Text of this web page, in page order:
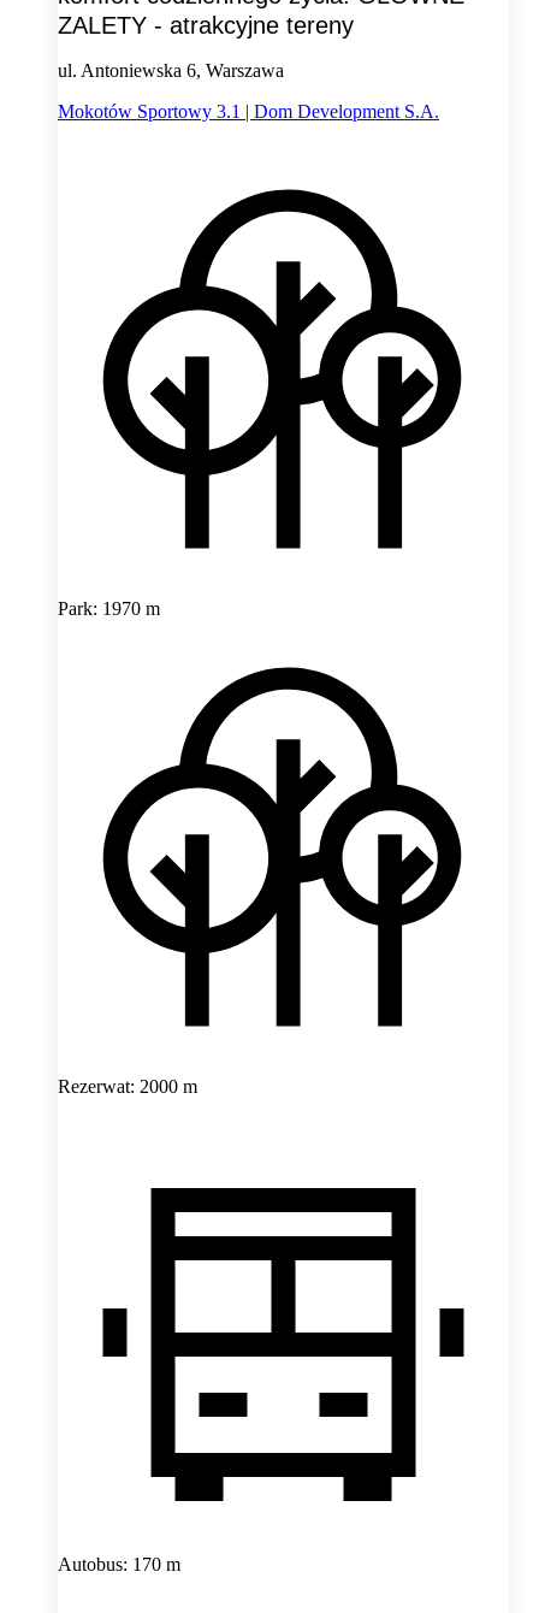
ZALETY - atrakcyjne tereny
ul. Antoniewska 6, Warszawa
Mokotów Sportowy 3.1 | Dom Development S.A.
Park: 1970 m
Rezerwat: 2000 m
Autobus: 170 m